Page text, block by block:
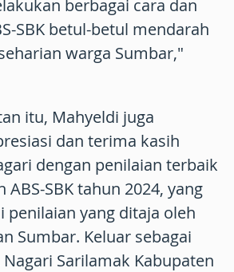
berbagai cara dan
SBK betul-betul mendarah
warga Sumbar,"
itu, Mahyeldi juga
dan terima kasih
dengan penilaian terbaik
SBK tahun 2024, yang
penilaian yang ditaja oleh
Sumbar. Keluar sebagai
Sarilamak Kabupaten